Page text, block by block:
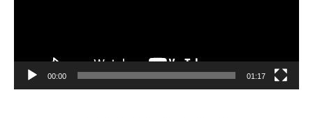
00:00 01:17